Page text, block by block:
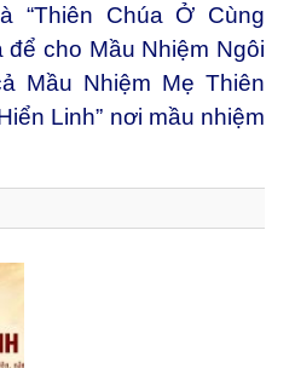
“Thiên Chúa Ở Cùng
để cho Mầu Nhiệm Ngôi
Mầu Nhiệm Mẹ Thiên
Linh” nơi mầu nhiệm